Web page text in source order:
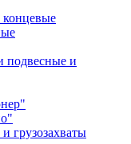
подвесные и
грузозахваты